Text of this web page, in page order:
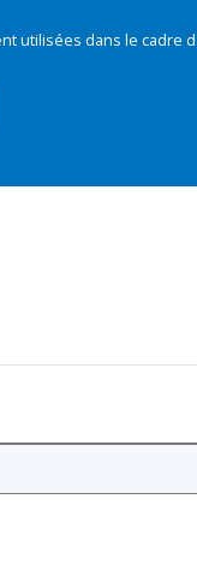
utilisées dans le cadre